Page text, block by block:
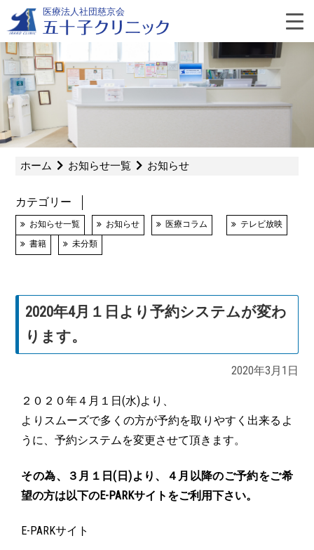
content
医療法人社団慈京会
ホーム お知らせ一覧 お知らせ
カテゴリー
お知らせ一覧 お知らせ 医療コラム
テレビ放映
書籍
未分類
2020年4月１日より予約システムが変わ
ります。
2020年3月1日
２０２０年４月１日(水)より、
よりスムーズで多くの方が予約を取りやすく出来るよ
うに、予約システムを変更させて頂きます。
その為、３月１日(日)より、４月以降のご予約をご希
望の方は以下のE-PARKサイトをご利用下さい。
E-PARKサイト